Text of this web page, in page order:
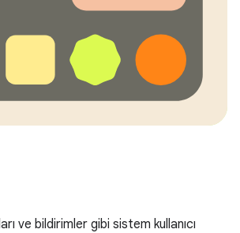
ve bildirimler gibi sistem kullanıcı